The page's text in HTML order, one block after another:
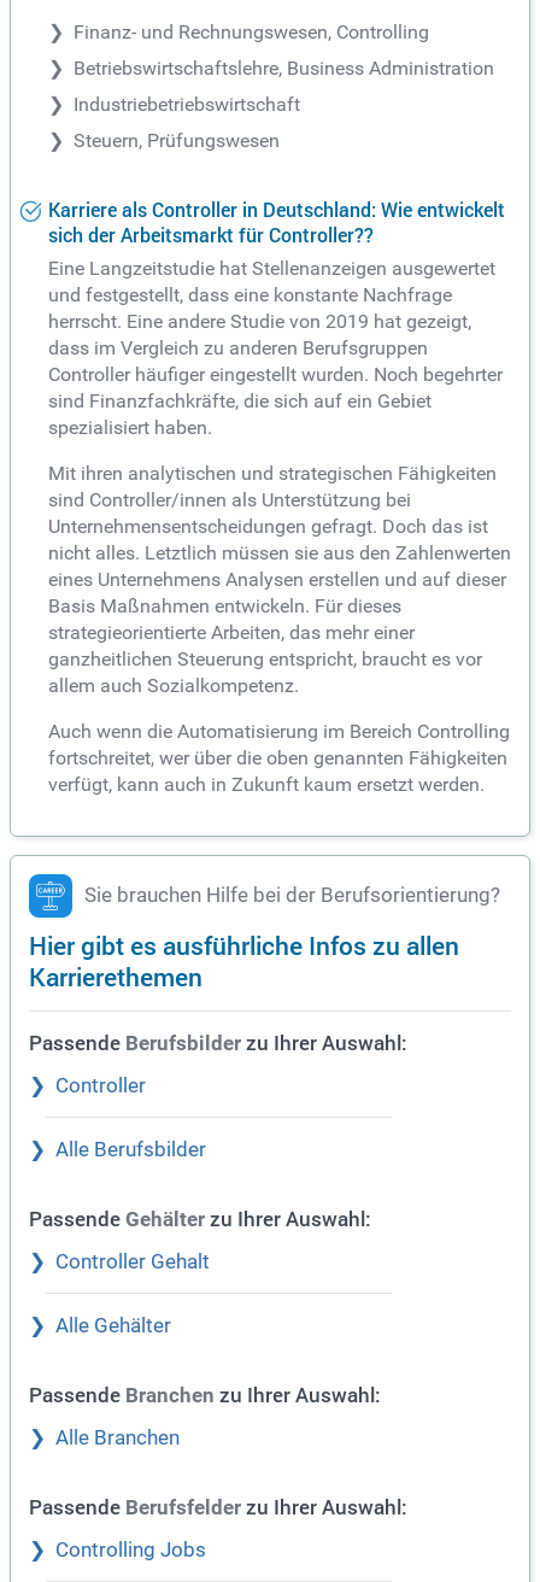
Finanz- und Rechnungswesen, Controlling
Betriebswirtschaftslehre, Business Administration
Industriebetriebswirtschaft
Steuern, Prüfungswesen
Karriere als Controller in Deutschland: Wie entwickelt
sich der Arbeitsmarkt für Controller??
Eine Langzeitstudie hat Stellenanzeigen ausgewertet
und festgestellt, dass eine konstante Nachfrage
herrscht. Eine andere Studie von 2019 hat gezeigt,
dass im Vergleich zu anderen Berufsgruppen
Controller häufiger eingestellt wurden. Noch begehrter
sind Finanzfachkräfte, die sich auf ein Gebiet
spezialisiert haben.
Mit ihren analytischen und strategischen Fähigkeiten
sind Controller/innen als Unterstützung bei
Unternehmensentscheidungen gefragt. Doch das ist
nicht alles. Letztlich müssen sie aus den Zahlenwerten
eines Unternehmens Analysen erstellen und auf dieser
Basis Maßnahmen entwickeln. Für dieses
strategieorientierte Arbeiten, das mehr einer
ganzheitlichen Steuerung entspricht, braucht es vor
allem auch Sozialkompetenz.
Auch wenn die Automatisierung im Bereich Controlling
fortschreitet, wer über die oben genannten Fähigkeiten
verfügt, kann auch in Zukunft kaum ersetzt werden.
Sie brauchen Hilfe bei der Berufsorientierung?
Hier gibt es ausführliche Infos zu allen
Karrierethemen
Passende Berufsbilder zu Ihrer Auswahl:
Controller
Alle Berufsbilder
Passende Gehälter zu Ihrer Auswahl:
Controller Gehalt
Alle Gehälter
Passende Branchen zu Ihrer Auswahl:
Alle Branchen
Passende Berufsfelder zu Ihrer Auswahl:
Controlling Jobs